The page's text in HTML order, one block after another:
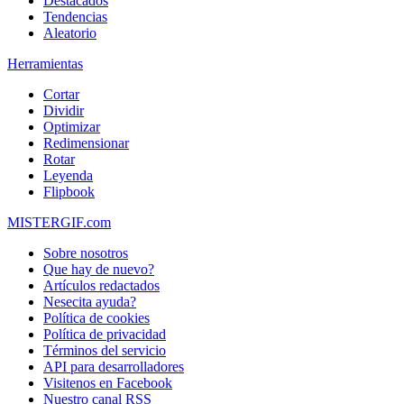
Tendencias
Aleatorio
Herramientas
Cortar
Dividir
Optimizar
Redimensionar
Rotar
Leyenda
Flipbook
MISTERGIF.com
Sobre nosotros
Que hay de nuevo?
Artículos redactados
Nesecita ayuda?
Política de cookies
Política de privacidad
Términos del servicio
API para desarrolladores
Visitenos en Facebook
Nuestro canal RSS